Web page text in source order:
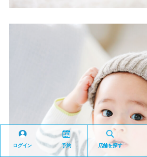
ログイン 予約 店舗を探す